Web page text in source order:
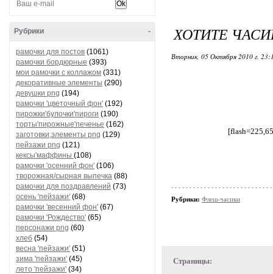
-
Рубрики
рамочки для постов (1061)
рамочки бордюрные (393)
мои рамочки с коллажом (331)
декоративные элементы (290)
девушки png (194)
рамочки 'цветочный фон' (192)
пирожки'булочки'пироги (190)
торты'пирожные'печенье (162)
заготовки,элементы png (129)
пейзажи png (121)
кексы'маффины (108)
рамочки 'осенний фон' (106)
творожная/сырная выпечка (88)
рамочки для поздравлений (73)
осень 'пейзажи' (68)
рамочки 'весенний фон' (67)
рамочки 'Рождество' (65)
персонажи png (60)
хлеб (54)
весна 'пейзажи' (51)
зима 'пейзажи' (45)
лето 'пейзажи' (34)
ХОТИТЕ
Вторник, 05 Октября 2010 г.
Рубрики: Флеш-часики
Страницы: